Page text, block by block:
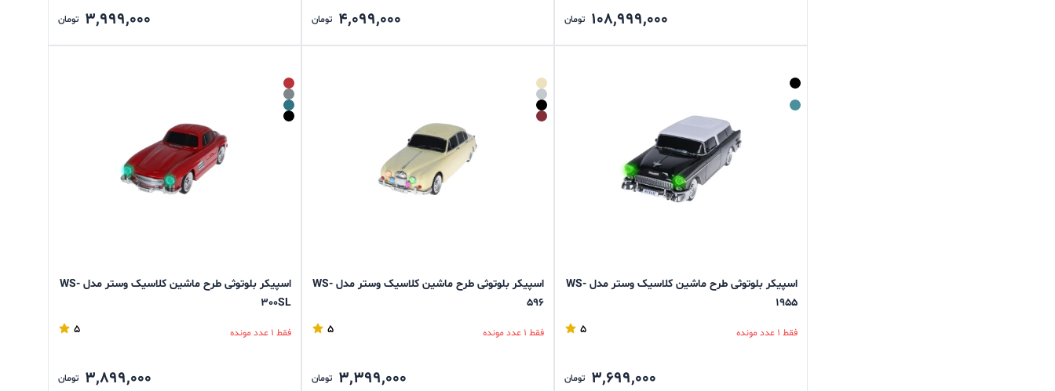
108,999,000 تومان 4,099,000 تومان 3,999,000 تومان
اسپیکر بلوتوثی طرح ماشین کلاسیک وستر مدل WS-
1955
فقط 1 عدد مونده 5
3,699,000 تومان
اسپیکر بلوتوثی طرح ماشین کلاسیک وستر مدل WS-
596
فقط 1 عدد مونده 5
3,399,000 تومان
اسپیکر بلوتوثی طرح ماشین کلاسیک وستر مدل WS-
300SL
فقط 1 عدد مونده 5
3,899,000 تومان